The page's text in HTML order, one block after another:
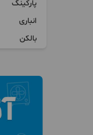
پارکینگ
انباری
بالکن